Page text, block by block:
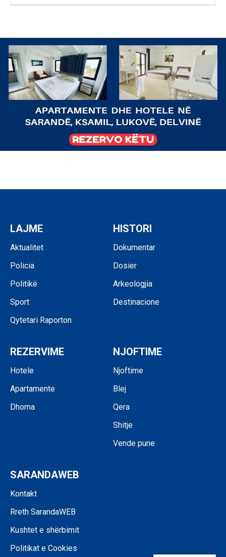
LAJME
Aktualitet
Policia
Politikë
Sport
Qytetari Raporton
HISTORI
Dokumentar
Dosier
Arkeologjia
Destinacione
REZERVIME
Hotele
Apartamente
Dhoma
NJOFTIME
Njoftime
Blej
Qera
Shitje
Vende pune
SARANDAWEB
Kontakt
Rreth SarandaWEB
Kushtet e shërbimit
Politikat e Cookies